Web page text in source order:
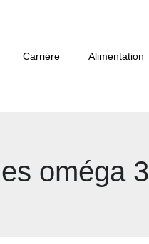
Carrière Alimentation
oméga